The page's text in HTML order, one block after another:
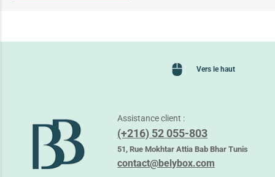
Vers le haut
Assistance client :
(+216) 52 055-803
51, Rue Mokhtar Attia Bab Bhar Tunis
contact@belybox.com